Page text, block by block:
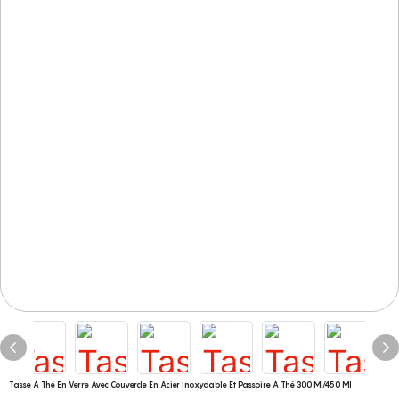
Tasse À Thé En Verre Avec Couvercle En Acier Inoxydable Et Passoire À Thé 300 Ml/450 Ml